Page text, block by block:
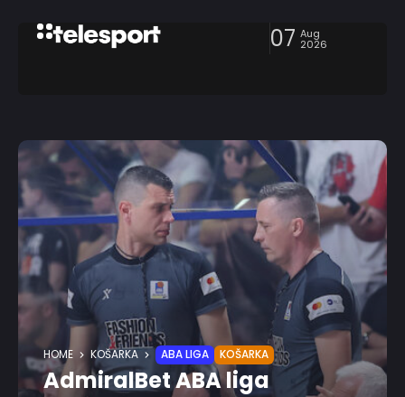
07 Aug
2026
HOME KOŠARKA ABA LIGA KOŠARKA
AdmiralBet ABA liga